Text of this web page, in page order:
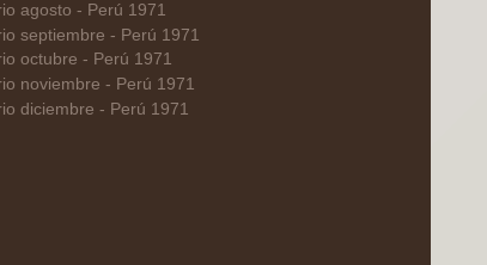
agosto - Perú 1971
septiembre - Perú 1971
octubre - Perú 1971
noviembre - Perú 1971
diciembre - Perú 1971